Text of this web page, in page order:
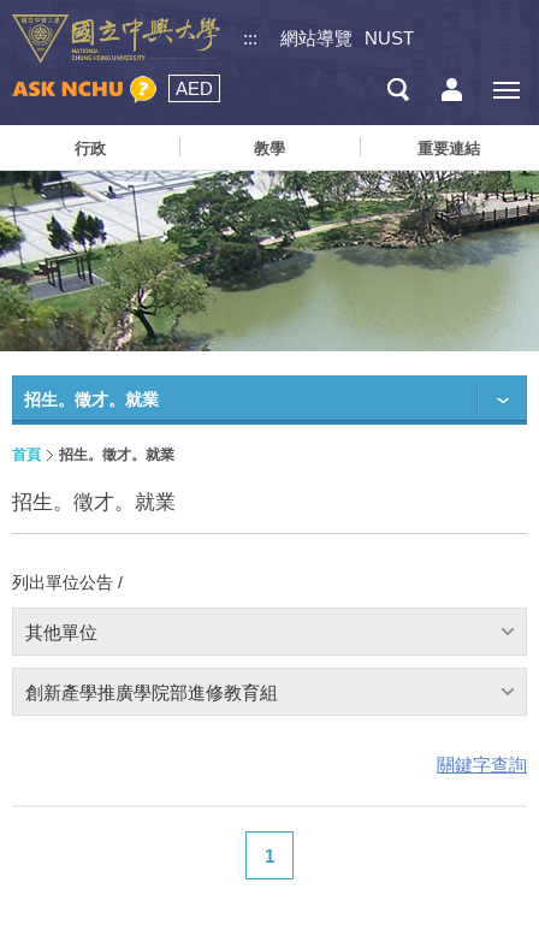
::: 網站導覽 NUST
AED
行政 教學 重要連結
招生。徵才。就業
首頁 招生。徵才。就業
招生。徵才。就業
列出單位公告 /
其他單位
創新產學推廣學院部進修教育組
關鍵字查詢
1